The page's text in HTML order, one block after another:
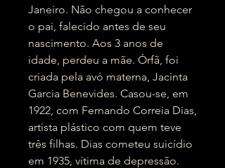
Janeiro. Não chegou a conhecer
o pai, falecido antes de seu
nascimento. Aos 3 anos de
idade, perdeu a mãe. Órfã, foi
criada pela avó materna, Jacinta
Garcia Benevides. Casou-se, em
1922, com Fernando Correia Dias,
artista plástico com quem teve
três filhas. Dias cometeu suicídio
em 1935, vítima de depressão.